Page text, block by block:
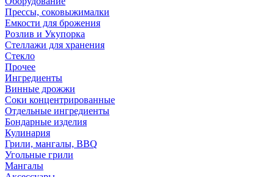
Прессы, соковыжималки
Емкости для брожения
Розлив и Укупорка
Стеллажи для хранения
Стекло
Прочее
Ингредиенты
Винные дрожжи
Соки концентрированные
Отдельные ингредиенты
Бондарные изделия
Кулинария
Грили, мангалы, BBQ
Угольные грили
Мангалы